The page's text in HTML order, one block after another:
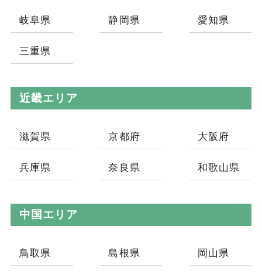
岐阜県 静岡県 愛知県
三重県
近畿エリア
滋賀県 京都府 大阪府
兵庫県 奈良県 和歌山県
中国エリア
鳥取県 島根県 岡山県